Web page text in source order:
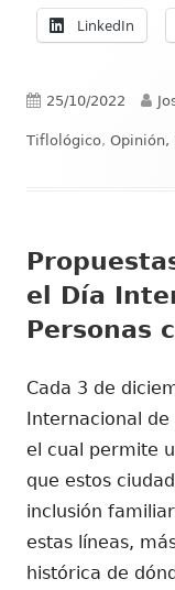
LinkedIn
Publicado
el
25/10/2022
Tiflológico, Opinión,
el Día
Personas
Cada 3 de
Internacional
el cual permite
que estos
inclusión
estas líneas,
histórica de